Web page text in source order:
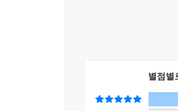
제에 대해 발언할 권위를 어
벗어난다. 그럼에도 이 질
빈곤해질 것임을 알리기 위함
불가피성에 대한 이러한
비판하면서 장애의 원인이
지적장애의 착취와 배제에
별점별